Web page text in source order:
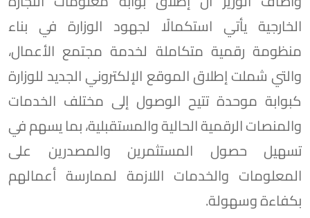
الخارجية يأتي استكمالًا لجهود الوزارة في بناء
منظومة رقمية متكاملة لخدمة مجتمع الأعمال،
والتي شملت إطلاق الموقع الإلكتروني الجديد للوزارة
كبوابة موحدة تتيح الوصول إلى مختلف الخدمات
والمنصات الرقمية الحالية والمستقبلية، بما يسهم في
تسهيل حصول المستثمرين والمصدرين على
المعلومات والخدمات اللازمة لممارسة أعمالهم
بكفاءة وسهولة.